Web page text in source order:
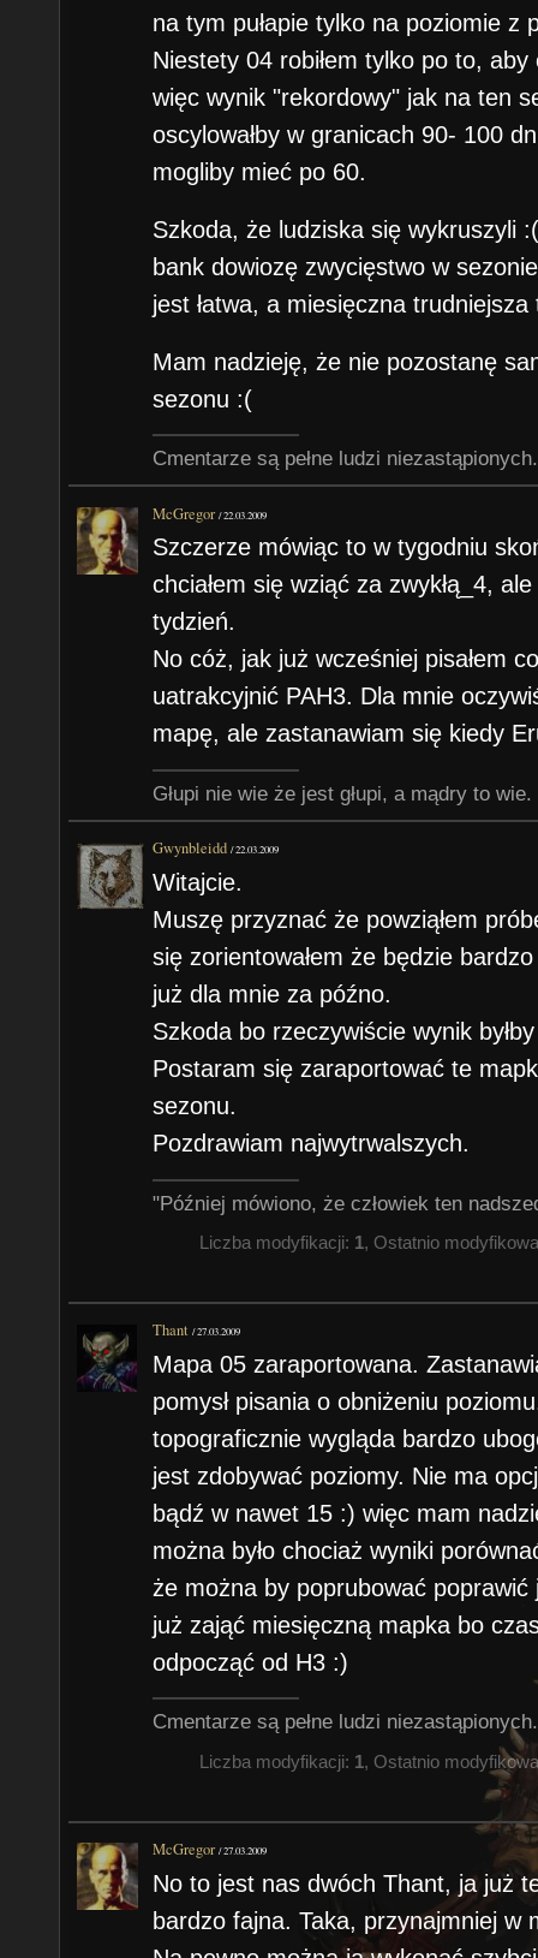
na tym pułapie tylko na poziomie z
Niestety 04 robiłem tylko po to,
więc wynik "rekordowy" jak na ten
oscylowałby w granicach 90- 100
mogliby mieć po 60.
Szkoda, że ludziska się wykruszyli
bank dowiozę zwycięstwo w
jest łatwa, a miesięczna
Mam nadzieję, że nie pozostanę
sezonu :(
Cmentarze są pełne ludzi
McGregor /22.03.2009
Szczerze mówiąc to w tygodniu
chciałem się wziąć za zwykłą_4,
tydzień.
No cóż, jak już wcześniej pisałem
uatrakcyjnić PAH3. Dla mnie
mapę, ale zastanawiam się kiedy
Głupi nie wie że jest głupi, a mądry to wie.
Gwynbleidd /22.03.2009
Witajcie.
Muszę przyznać że powziąłem
się zorientowałem że będzie bardzo
już dla mnie za późno.
Szkoda bo rzeczywiście wynik
Postaram się zaraportować te
sezonu.
Pozdrawiam najwytrwalszych.
"Później mówiono, że człowiek ten
Liczba modyfikacji: 1, Ostatnio
Thant /27.03.2009
Mapa 05 zaraportowana.
pomysł pisania o obniżeniu
topograficznie wygląda bardzo
jest zdobywać poziomy. Nie ma
bądź w nawet 15 :) więc mam
można było chociaż wyniki
że można by poprubować
już zająć miesięczną mapka bo
odpocząć od H3 :)
Cmentarze są pełne ludzi
Liczba modyfikacji: 1, Ostatnio
McGregor /27.03.2009
No to jest nas dwóch Thant, ja już
bardzo fajna. Taka, przynajmniej w